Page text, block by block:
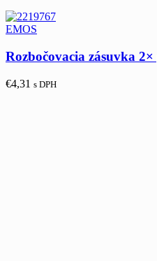
EMOS
Rozbočovacia zásuvka
€4,31 s DPH